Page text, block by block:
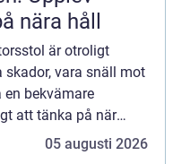
nära håll
är otroligt
vara snäll mot
bekvämare
att tänka på när
05 augusti 2026